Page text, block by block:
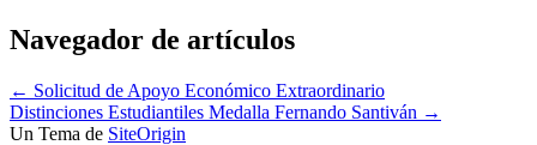
Navegador de artículos
← Solicitud de Apoyo Económico Extraordinario
Distinciones Estudiantiles Medalla Fernando Santiván →
Un Tema de SiteOrigin